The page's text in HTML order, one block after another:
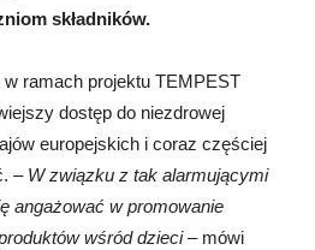
składników.
ramach projektu TEMPEST
dostęp do niezdrowej
europejskich i coraz częściej
– W związku z tak alarmującymi
angażować w promowanie
wśród dzieci– mówi